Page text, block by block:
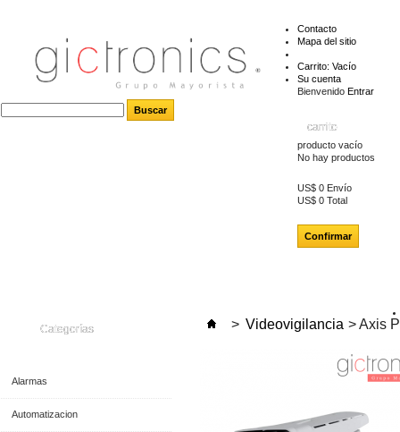
Contacto
Mapa del sitio
Carrito: Vacío
Su cuenta
Bienvenido Entrar
carrito
producto vacío
No hay productos
US$ 0 Envío
US$ 0 Total
Confirmar
Categorías
Alarmas
Automatizacion
> Videovigilancia > Axis